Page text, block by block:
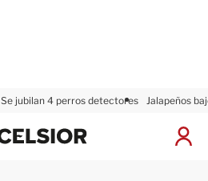
Se jubilan 4 perros detectores Jalapeños
I
x